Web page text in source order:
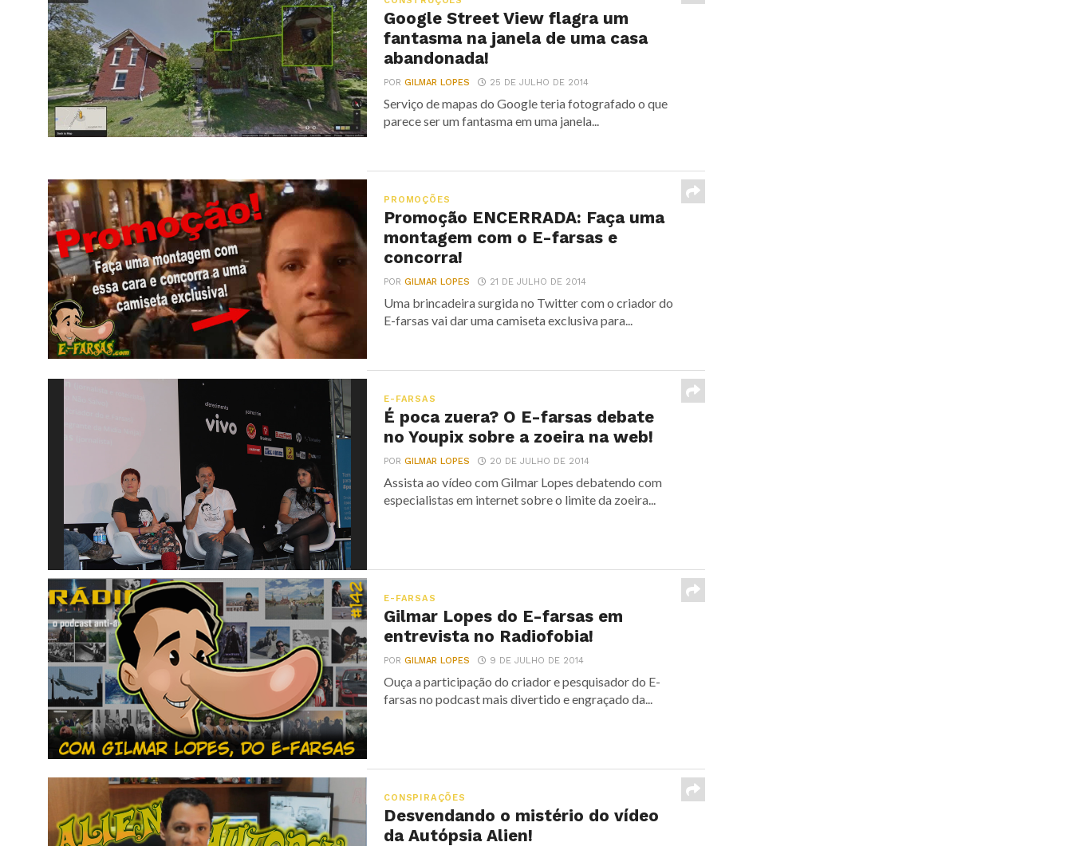
Google Street View flagra um
fantasma na janela de uma casa
abandonada!
PORGILMAR LOPES 25 DE JULHO DE 2014
Serviço de mapas do Google teria fotografado o que
parece ser um fantasma em uma janela...
PROMOÇÕES
Promoção ENCERRADA: Faça uma
montagem com o E-farsas e
concorra!
PORGILMAR LOPES 21 DE JULHO DE 2014
Uma brincadeira surgida no Twitter com o criador do
E-farsas vai dar uma camiseta exclusiva para...
E-FARSAS
É poca zuera? O E-farsas debate
no Youpix sobre a zoeira na web!
PORGILMAR LOPES 20 DE JULHO DE 2014
Assista ao vídeo com Gilmar Lopes debatendo com
especialistas em internet sobre o limite da zoeira...
E-FARSAS
Gilmar Lopes do E-farsas em
entrevista no Radiofobia!
PORGILMAR LOPES 9 DE JULHO DE 2014
Ouça a participação do criador e pesquisador do E-
farsas no podcast mais divertido e engraçado da...
CONSPIRAÇÕES
Desvendando o mistério do vídeo
da Autópsia Alien!